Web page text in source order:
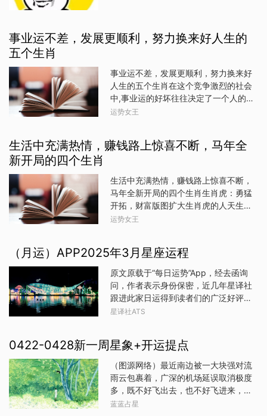
法。当遇到不顺心的事情时，要学会冷
静下来，不要一发不可收拾。这样才能
射手女提升外貌金牛女和射手女都是很
有自信的星座，她们不太在乎别人的眼
光，也不会过分追求外在的美。但是，
这也可能让她们忽略了自己的形象，缺
己变干净吗？（素材来源网络，侵删）
7 我们陌生人也不是什么罪大恶极之人
侵删） 8 数学能有多好玩？ 发布于：
广东
事业运不差，发展更顺利，努力换来好人生的
五个生肖
事业运不差，发展更顺利，努力换来好
人生的五个生肖在这个竞争激烈的社会
中,事业运的好坏往往决定了一个人的命
运。然而,有些人的事业发展得比其他人
更顺利呢?接下来,我们就来看看这五位
他们在事业上往往能够取得不错的成就,
因为他们能够灵活应对各种情况,并且始
终保持冷静和理智，这也是他们在事业
中加分的一种方式。第二位:生肖龙生肖
往能够成为团队中的领袖或者管理者,并
且能够有效地组织和分配资源。这些优
势让他们在事业上能够取得很大的成功,
并且拥有更高的社会地位和财富。第三
位:生肖马生肖马的人通常非常勤奋、有
毅力,他们能够在自己的事业上投入很多
人。这些特点让他们在事业中更加突出,
也让他们更容易得到他
运势女王
生活中充满热情，赚钱路上惊喜不断，马年全
新开局的四个生肖
生活中充满热情，赚钱路上惊喜不断，
马年全新开局的四个生肖生肖虎：勇猛
开拓，财富版图扩大生肖虎的人天生具
有勇猛无畏的气质，马年里，这种特质
机遇，总是毫不犹豫地冲锋在前。在赚
钱方面，生肖虎凭借敏锐的商业洞察
力，能够迅速捕捉到市场的潜在商机。
他们敢于大胆投资，勇猛地开拓新的业
务领域，不畏惧失败和风险。在马年的
全新开局中，他们可能会遇到一些志同
的项目。随着项目的推进，财富如同潮
极大改善，还为未来的财富积累奠定了
坚实基础。生肖马：活力奔腾，财运一
路高歌马年对于生肖马来说，无疑是如
鱼得水的一年。他们本身就充满活力，
运势女王
（月运）APP2025年3月星座运程
原文原载于“每日运势”App，经去函询
问，作者表示身份保密，近几年星译社
跟进此家日运得到读者们的广泛好评。
运势风格为事件指导。转载请注明星译
是描述三月的陈词滥调，亲爱的白羊
座，但对你来说，今年的情况可能正好
相反。你的三月开始可能会很平淡，在
家里安静的待着，参与平静的家庭聚
会，和一种“既来之则安之”的整体氛围。
你甚至可能在这个月第一周感到有点无
星译社ATS
0422-0428新一周星象+开运提点
（图源网络）最近南边被一大块强对流
雨云包裹着，广深的机场延误取消极度
多，既不好飞出去，也不好飞进来，才
惊觉，水星逆行到最后一周了……水星将
蓝蓝占星